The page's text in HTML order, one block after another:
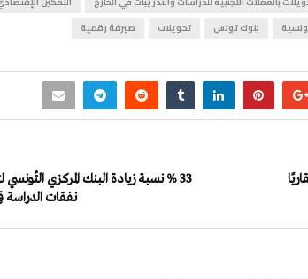
بنوك تونس تحويلات صيرفة رقمية
33 % نسبة زيادة البنك المركزي
نفقات الدراسة